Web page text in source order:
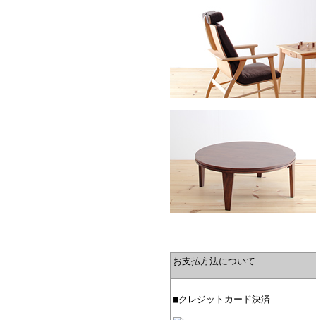
お支払方法について
■クレジットカード決済